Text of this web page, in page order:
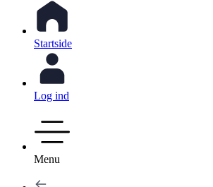
Startside
Log ind
Menu